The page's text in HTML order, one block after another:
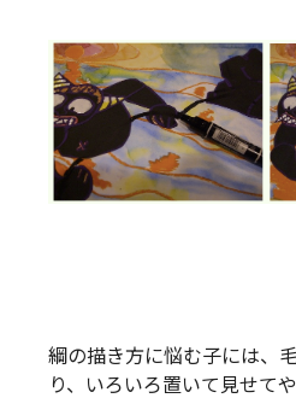
綱の描き方に悩む子には、
り、いろいろ置いて見せてや